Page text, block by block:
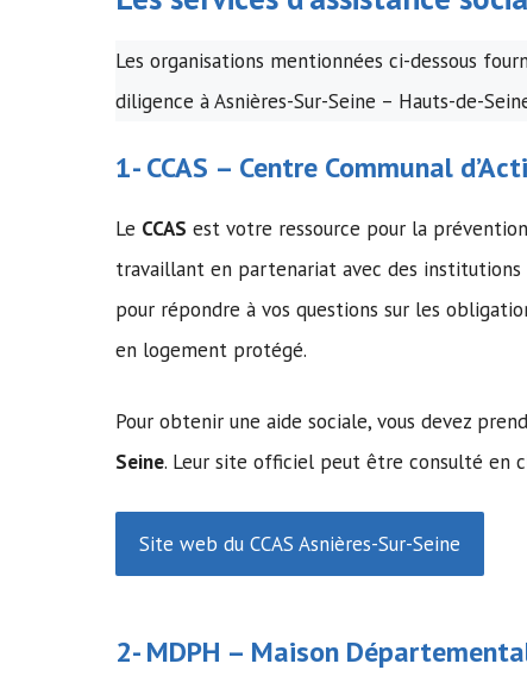
Les organisations mentionnées ci-dessous
diligence à Asnières-Sur-Seine – Hauts-de-
1-CCAS – Centre Communal
Le CCAS est votre ressource pour la
travaillant en partenariat avec des
pour répondre à vos questions sur les
en logement protégé.
Pour obtenir une aide sociale, vous devez
Seine. Leur site officiel peut être consulté en
Site web du CCAS Asnières-Sur-Seine
2- MDPH – Maison